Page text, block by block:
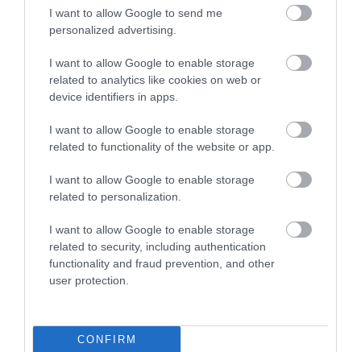
I want to allow Google to send me
personalized advertising.
I want to allow Google to enable storage
related to analytics like cookies on web or
device identifiers in apps.
I want to allow Google to enable storage
related to functionality of the website or app.
I want to allow Google to enable storage
related to personalization.
I want to allow Google to enable storage
related to security, including authentication
functionality and fraud prevention, and other
user protection.
CONFIRM
A tudósok azt is megállapították, hogy a vizsgált
állatok immunrendszere megváltozott – hasonlóan
a rák miatt sugárkezelésen átesett betegekéhez. A
génállományának egyes részei bizonyos ellenálló
képességet fejlesztettek ki a rák ellen.
A felfedezés az emberi egészségre is hatással lehet.
Love reméli, hogy az eredményeket felhasználva
azonosítani tudja azokat a védő mutációkat,
amelyek növelik embertársaink esélyeit egyes
rákbetegségek túlélésére.
hogy visszatérjenek a területre. Remélik azonban,